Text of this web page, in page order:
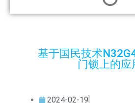
基于国民技术
门锁上的应
2024-02-19